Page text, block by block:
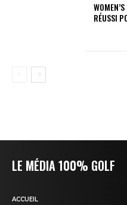
RÉUSSI
LE MÉDIA 100% GOLF
ACCUEIL